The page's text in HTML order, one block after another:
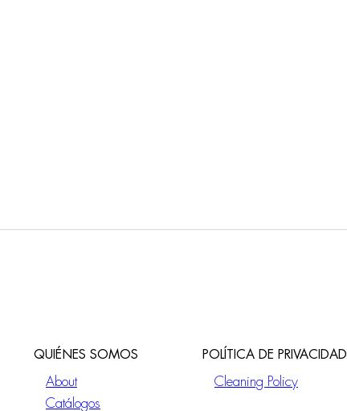
QUIÉNES SOMOS
About
Catálogos
POLÍTICA DE PRIVACIDAD
Cleaning Policy